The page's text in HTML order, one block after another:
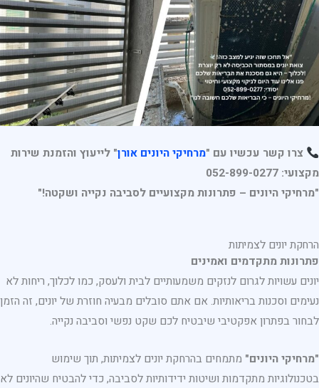
צרו קשר עכשיו עם "מרחיקי היונים אורן" לייעוץ והזמנת שירות
מקצועי: 052-899-0277
"מרחיקי היונים – פתרונות מקצועיים לסביבה נקייה ושקטה!"
הרחקת יונים לצמיתות
פתרונות מתקדמים ואמינים
יונים עשויות לגרום לנזקים משמעותיים לבית ולעסק, כמו לכלוך, ריחות לא
נעימים וסכנות בריאותיות. אם אתם סובלים מבעיה חוזרת של יונים, זה הזמן
לבחור בפתרון אפקטיבי שיבטיח לכם שקט נפשי וסביבה נקייה.
"מרחיקי היונים" מתמחים בהרחקת יונים לצמיתות, תוך שימוש
בטכנולוגיות מתקדמות ושיטות ידידותיות לסביבה, כדי להבטיח שהיונים לא